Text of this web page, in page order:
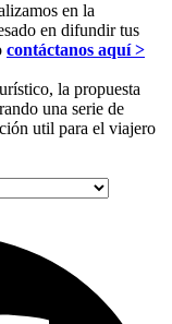
en la
en difundir tus
contáctanos aquí >
la propuesta
una serie de
util para el viajero